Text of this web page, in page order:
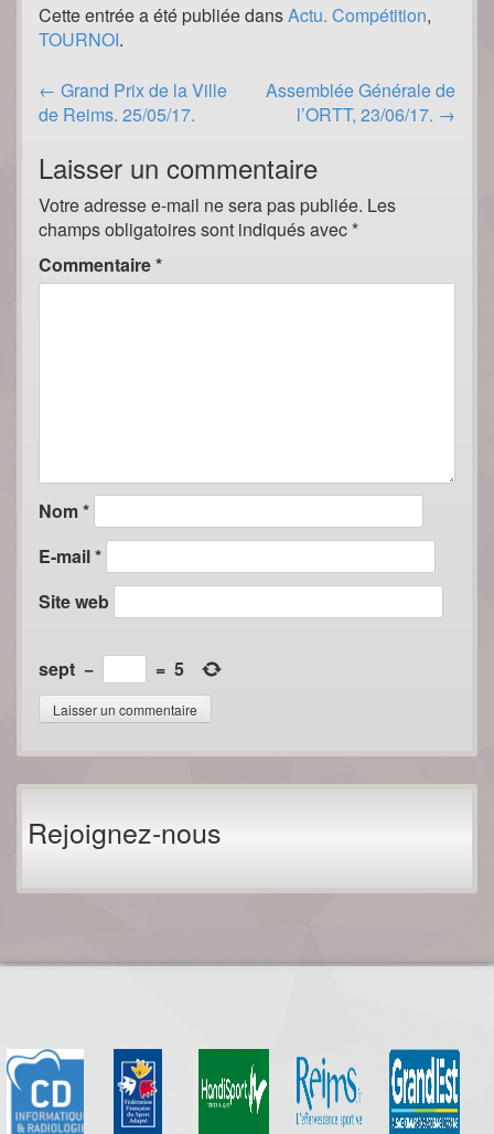
Cette entrée a été publiée dansActu. Compétition,
TOURNOI.
Post
navigation
← Grand Prix de la Ville
de Reims. 25/05/17.
Assemblée Générale de
l’ORTT, 23/06/17. →
Laisser un commentaire
Votre adresse e-mail ne sera pas publiée. Les
champs obligatoires sont indiqués avec *
Commentaire*
Nom*
E-mail*
Site web
sept − = 5
Rejoignez-nous